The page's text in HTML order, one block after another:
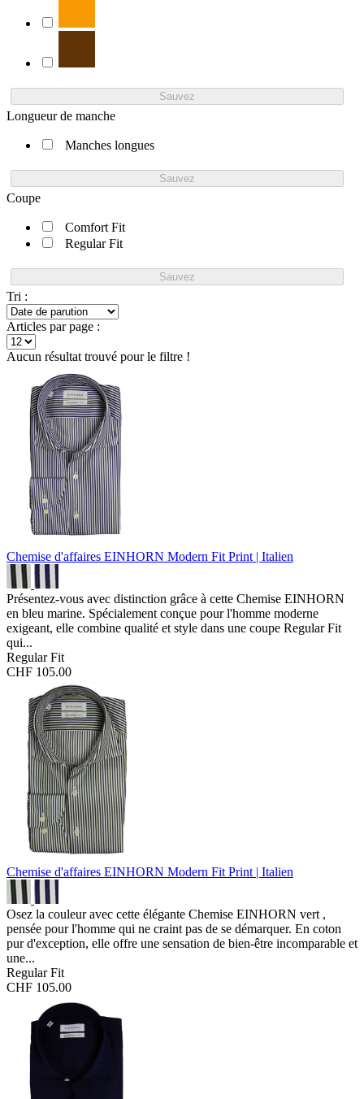
Sauvez
Longueur de manche
Manches longues
Sauvez
Coupe
Comfort Fit
Regular Fit
Sauvez
Tri :
Articles par page :
Aucun résultat trouvé pour le filtre !
Chemise d'affaires EINHORN Modern Fit Print | Italien
Présentez-vous avec distinction grâce à cette Chemise EINHORN
en bleu marine. Spécialement conçue pour l'homme moderne
exigeant, elle combine qualité et style dans une coupe Regular Fit
qui...
Regular Fit
CHF 105.00
Chemise d'affaires EINHORN Modern Fit Print | Italien
Osez la couleur avec cette élégante Chemise EINHORN vert ,
pensée pour l'homme qui ne craint pas de se démarquer. En coton
pur d'exception, elle offre une sensation de bien-être incomparable et
une...
Regular Fit
CHF 105.00